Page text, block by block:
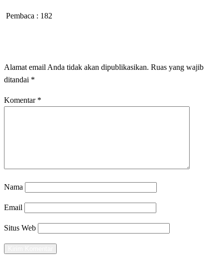
Pembaca : 182
Alamat email Anda tidak akan dipublikasikan. Ruas yang wajib
ditandai *
Komentar *
Nama
Email
Situs Web